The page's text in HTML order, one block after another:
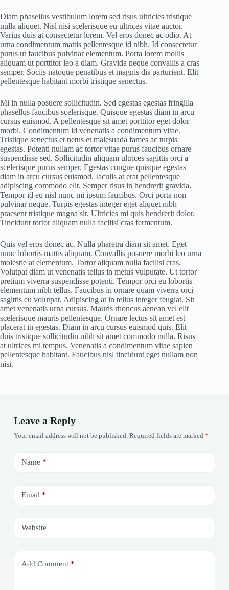
Diam phasellus vestibulum lorem sed risus ultricies tristique
nulla aliquet. Nisl nisi scelerisque eu ultrices vitae auctor.
Varius duis at consectetur lorem. Vel eros donec ac odio. At
urna condimentum mattis pellentesque id nibh. Id consectetur
purus ut faucibus pulvinar elementum. Porta lorem mollis
aliquam ut porttitor leo a diam. Gravida neque convallis a cras
semper. Sociis natoque penatibus et magnis dis parturient. Elit
pellentesque habitant morbi tristique senectus.
Mi in nulla posuere sollicitudin. Sed egestas egestas fringilla
phasellus faucibus scelerisque. Quisque egestas diam in arcu
cursus euismod. A pellentesque sit amet porttitor eget dolor
morbi. Condimentum id venenatis a condimentum vitae.
Tristique senectus et netus et malesuada fames ac turpis
egestas. Potenti nullam ac tortor vitae purus faucibus ornare
suspendisse sed. Sollicitudin aliquam ultrices sagittis orci a
scelerisque purus semper. Egestas congue quisque egestas
diam in arcu cursus euismod. Iaculis at erat pellentesque
adipiscing commodo elit. Semper risus in hendrerit gravida.
Tempor id eu nisl nunc mi ipsum faucibus. Orci porta non
pulvinar neque. Turpis egestas integer eget aliquet nibh
praesent tristique magna sit. Ultricies mi quis hendrerit dolor.
Tincidunt tortor aliquam nulla facilisi cras fermentum.
Quis vel eros donec ac. Nulla pharetra diam sit amet. Eget
nunc lobortis mattis aliquam. Convallis posuere morbi leo urna
molestie at elementum. Tortor aliquam nulla facilisi cras.
Volutpat diam ut venenatis tellus in metus vulputate. Ut tortor
pretium viverra suspendisse potenti. Tempor orci eu lobortis
elementum nibh tellus. Faucibus in ornare quam viverra orci
sagittis eu volutpat. Adipiscing at in tellus integer feugiat. Sit
amet venenatis urna cursus. Mauris rhoncus aenean vel elit
scelerisque mauris pellentesque. Ornare lectus sit amet est
placerat in egestas. Diam in arcu cursus euismod quis. Elit
duis tristique sollicitudin nibh sit amet commodo nulla. Risus
at ultrices mi tempus. Venenatis a condimentum vitae sapien
pellentesque habitant. Faucibus nisl tincidunt eget nullam non
nisi.
Leave a Reply
Your email address will not be published. Required fields are marked *
Name *
Email *
Website
Add Comment*